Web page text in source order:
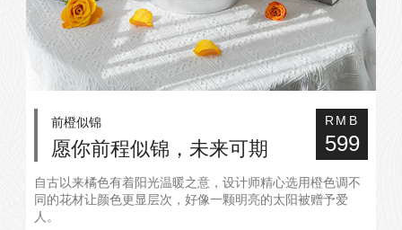
前橙似锦
愿你前程似锦，未来可期
RMB
599
自古以来橘色有着阳光温暖之意，设计师精心选用橙色调不
同的花材让颜色更显层次，好像一颗明亮的太阳被赠予爱
人。